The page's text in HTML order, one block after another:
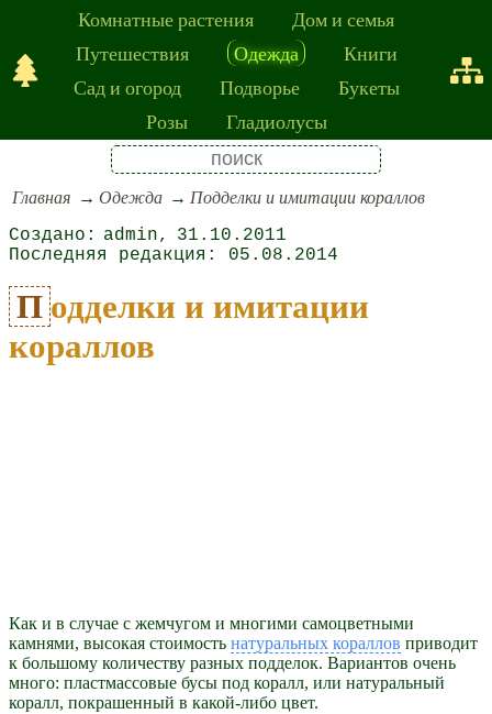
Комнатные растения
Дом и семья
Путешествия
Одежда
Книги
Сад и огород
Подворье
Букеты
Розы
Гладиолусы
Главная Одежда Подделки и имитации кораллов
admin
31.10.2011
05.08.2014
Подделки и имитации
кораллов
Как и в случае с жемчугом и многими самоцветными
камнями, высокая стоимость натуральных кораллов приводит
к большому количеству разных подделок. Вариантов очень
много: пластмассовые бусы под коралл, или натуральный
коралл, покрашенный в какой-либо цвет.